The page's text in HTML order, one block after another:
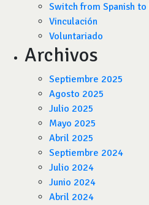
Switch from Spanish to
Vinculación
Voluntariado
Archivos
Septiembre 2025
Agosto 2025
Julio 2025
Mayo 2025
Abril 2025
Septiembre 2024
Julio 2024
Junio 2024
Abril 2024